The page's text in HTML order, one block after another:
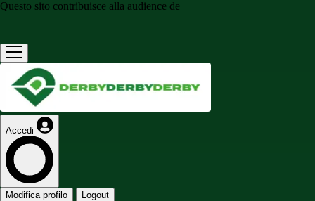
Questo sito contribuisce alla audience de
Accedi
Modifica profilo Logout